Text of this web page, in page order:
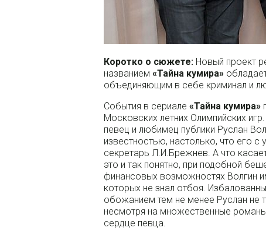
Коротко о сюжете: Новый проект
названием«Тайна кумира»
объединяющим в себе криминал и
События в сериале«Тайна кумира»
Московских летних Олимпийских
певец и любимец публики Руслан
известностью, настолько, что его
секретарь Л.И.Брежнев. А что
это и так понятно, при подобной
финансовых возможностях Волгин
которых не знал отбоя.
обожанием тем не менее Руслан не
несмотря на множественные
сердце певца.